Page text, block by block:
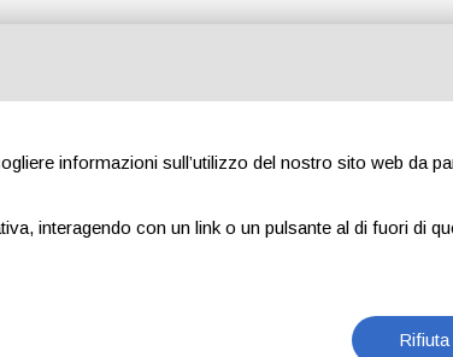
informazioni sull’utilizzo del nostro sito web da
interagendo con un link o un pulsante al di fuori di
Rifiuta